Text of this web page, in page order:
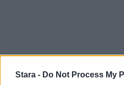
Stara - Do Not Process My